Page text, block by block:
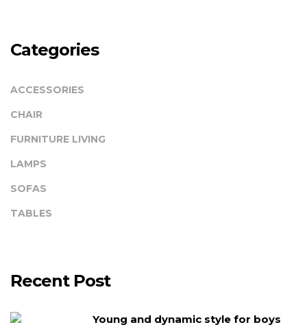
Categories
ACCESSORIES
CHAIR
FURNITURE LIVING
LAMPS
SOFAS
TABLES
Recent Post
Young and dynamic style for boys